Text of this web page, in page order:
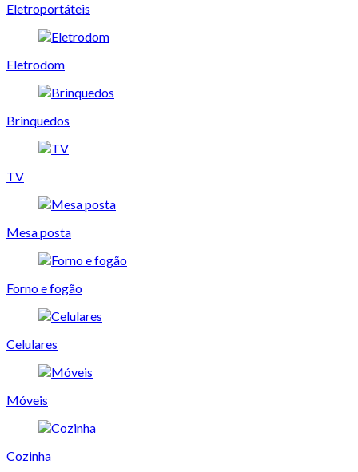
Eletroportáteis
Eletrodom
Brinquedos
TV
Mesa posta
Forno e fogão
Celulares
Móveis
Cozinha